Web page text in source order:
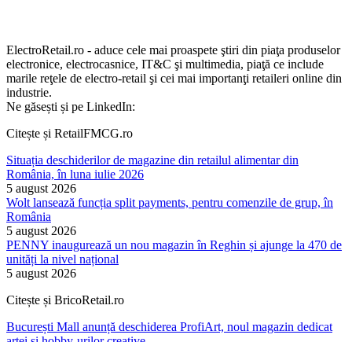
ElectroRetail.ro - aduce cele mai proaspete ştiri din piaţa produselor
electronice, electrocasnice, IT&C şi multimedia, piaţă ce include
marile reţele de electro-retail şi cei mai importanţi retaileri online din
industrie.
Ne găsești și pe LinkedIn:
Citește și RetailFMCG.ro
Situația deschiderilor de magazine din retailul alimentar din
România, în luna iulie 2026
5 august 2026
Wolt lansează funcția split payments, pentru comenzile de grup, în
România
5 august 2026
PENNY inaugurează un nou magazin în Reghin și ajunge la 470 de
unități la nivel național
5 august 2026
Citește și BricoRetail.ro
București Mall anunță deschiderea ProfiArt, noul magazin dedicat